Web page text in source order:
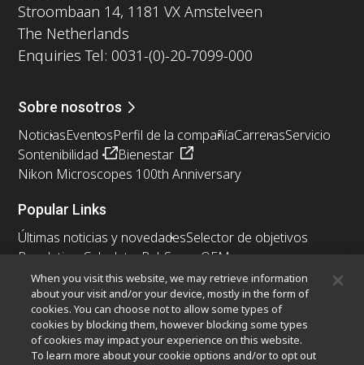
Stroombaan 14, 1181 VX Amstelveen
The Netherlands
Enquiries Tel: 0031-(0)-20-7099-000
Sobre nosotros
NoticiasEventosPerfil de la compañíaCarrerasServicio
Sontenibilidad
Bienestar
Nikon Microscopes 100th Anniversary
Popular Links
Últimas noticias y novedadesSelector de objetivos
Resolution Calculator PubScope OEM
Nikon Small World
MicroscopyU
Otros Productos Nikon
Productos de imagen
Microscopía industrial y metrología
When you visit this website, we may retrieve information
about your visit and/or your device, mostly in the form of
cookies. You can choose not to allow some types of
cookies by blocking them, however blocking some types
of cookies may impact your experience on this website.
To learn more about your cookie options and/or to opt out